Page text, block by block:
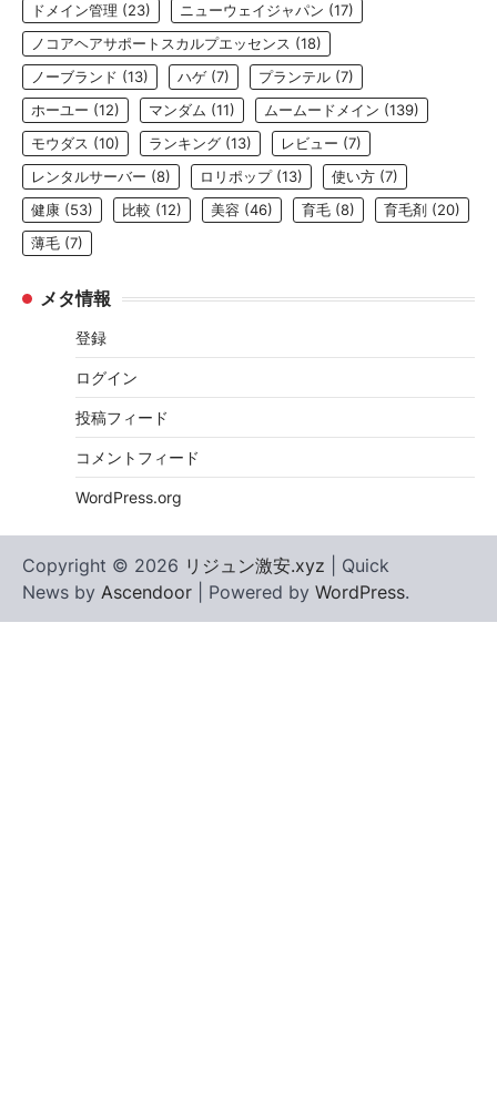
ドメイン管理 (23) ニューウェイジャパン (17)
ノコアヘアサポートスカルプエッセンス (18)
ノーブランド (13) ハゲ (7) プランテル (7)
ホーユー (12) マンダム (11) ムームードメイン (139)
モウダス (10) ランキング (13) レビュー (7)
レンタルサーバー (8) ロリポップ(13) 使い方 (7)
健康 (53) 比較 (12) 美容 (46) 育毛 (8) 育毛剤 (20)
薄毛 (7)
メタ情報
登録
ログイン
投稿フィード
コメントフィード
WordPress.org
Copyright © 2026 リジュン激安.xyz | Quick
News by Ascendoor | Powered by WordPress.